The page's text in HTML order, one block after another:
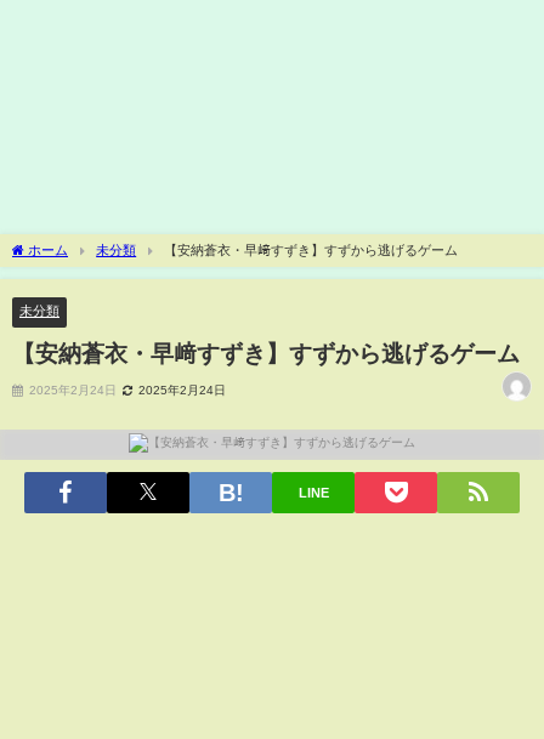
ホーム 未分類 【安納蒼衣・早﨑すずき】すずから逃げるゲーム
未分類
【安納蒼衣・早﨑すずき】すずから逃げるゲーム
2025年2月24日 2025年2月24日
LINE